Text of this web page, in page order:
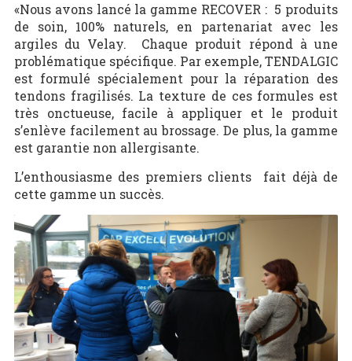
«Nous avons lancé la gamme RECOVER : 5 produits
de soin, 100% naturels, en partenariat avec les
argiles du Velay. Chaque produit répond à une
problématique spécifique. Par exemple, TENDALGIC
est formulé spécialement pour la réparation des
tendons fragilisés. La texture de ces formules est
très onctueuse, facile à appliquer et le produit
s’enlève facilement au brossage. De plus, la gamme
est garantie non allergisante.
L’enthousiasme des premiers clients fait déjà de
cette gamme un succès.